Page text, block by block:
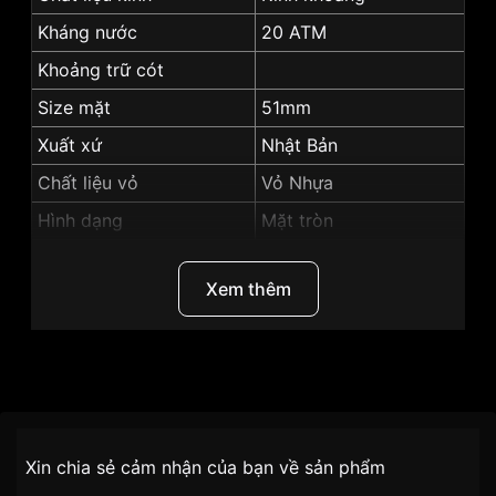
Kháng nước
20 ATM
Khoảng trữ cót
Size mặt
51mm
Xuất xứ
Nhật Bản
Chất liệu vỏ
Vỏ Nhựa
Hình dạng
Mặt tròn
Vỏ Màu Xám
Những sản phẩm tương tự"G-shock 51mm Nam
GA-400PC-8ADR":
Xem thêm
Đối tượng sử dụng Nam
tiện lợi –
Xin chia sẻ cảm nhận của bạn về sản phẩm